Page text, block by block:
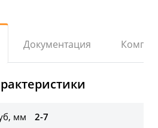
Документация
мм 2-7